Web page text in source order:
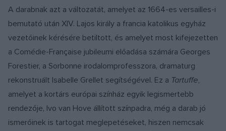
A darabnak azt a változatát, amelyet az 1664-es versailles-i
bemutató után XIV. Lajos király a francia katolikus egyház
vezetőinek kérésére betiltott, és amelyet most kifejezetten
a Comédie-Française jubileumi előadása számára Georges
Forestier, a Sorbonne irodalomprofesszora, dramaturg
rekonstruált Isabelle Grellet segítségével. Ez a Tartuffe,
amelyet a kortárs európai színház egyik legismertebb
rendezője, Ivo van Hove állított színpadra, még a darab jó
ismerőinek is tartogat meglepetéseket, hiszen nemcsak